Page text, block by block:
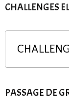
CHALLENGES
PASSAGE DE